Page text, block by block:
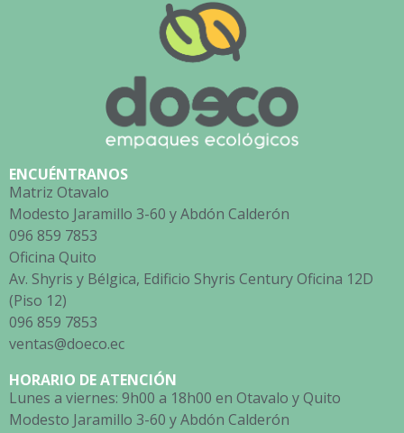
ENCUÉNTRANOS
Matriz Otavalo
Modesto Jaramillo 3-60 y Abdón Calderón
096 859 7853
Oficina Quito
Av. Shyris y Bélgica, Edificio Shyris Century Oficina 12D
(Piso 12)
096 859 7853
ventas@doeco.ec
HORARIO DE ATENCIÓN
Lunes a viernes: 9h00 a 18h00 en Otavalo y Quito
Modesto Jaramillo 3-60 y Abdón Calderón